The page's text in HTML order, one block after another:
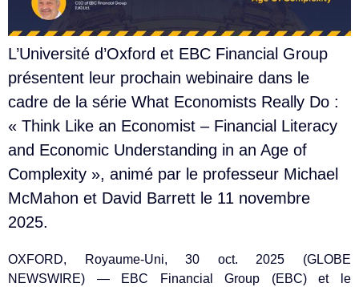
L’Université d’Oxford et EBC Financial Group
présentent leur prochain webinaire dans le
cadre de la série What Economists Really Do :
« Think Like an Economist – Financial Literacy
and Economic Understanding in an Age of
Complexity », animé par le professeur Michael
McMahon et David Barrett le 11 novembre
2025.
OXFORD, Royaume-Uni, 30 oct. 2025 (GLOBE
NEWSWIRE) — EBC Financial Group (EBC) et le